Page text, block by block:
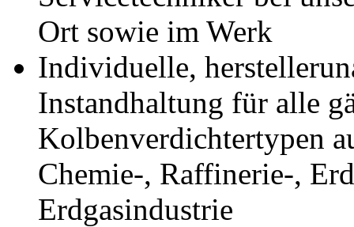
Ort sowie im Werk
Individuelle,
Instandhaltung für alle
Kolbenverdichtertypen
Chemie-, Raffinerie-,
Erdgasindustrie